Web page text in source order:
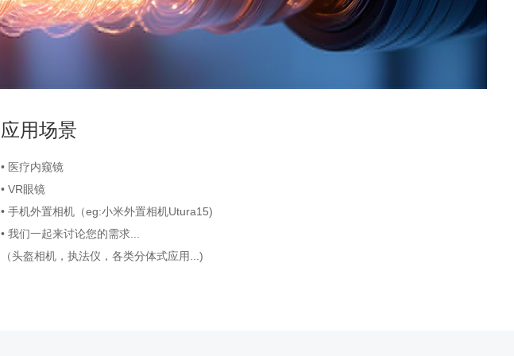
应用场景
• 医疗内窥镜
• VR眼镜
• 手机外置相机（eg:小米外置相机Utura15)
• 我们一起来讨论您的需求...
（头盔相机，执法仪，各类分体式应用...)